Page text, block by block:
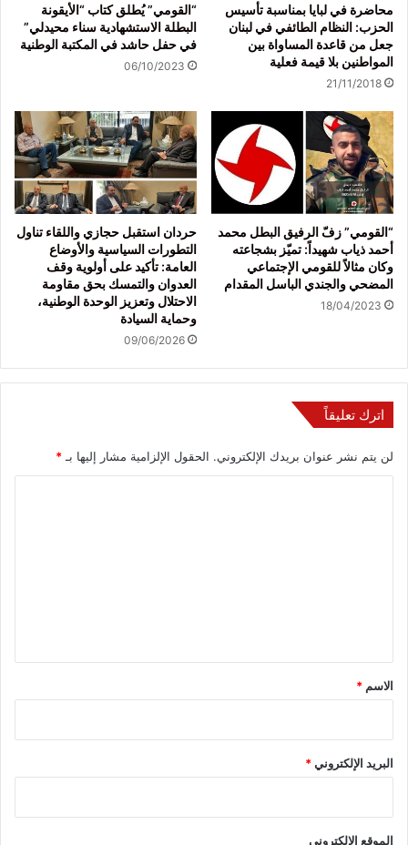
محاضرة في لبايا بمناسبة تأسيس
الحزب: النظام الطائفي في لبنان
جعل من قاعدة المساواة بين
المواطنين بلا قيمة فعلية
21/11/2018
“القومي” يُطلق كتاب “الأيقونة
البطلة الاستشهادية سناء محيدلي”
في حفل حاشد في المكتبة الوطنية
06/10/2023
“القومي” زفّ الرفيق البطل محمد
أحمد ذياب شهيداً: تميّز بشجاعته
وكان مثالاً للقومي الإجتماعي
المضحي والجندي الباسل المقدام
18/04/2023
حردان استقبل حجازي واللقاء تناول
التطورات السياسية والأوضاع
العامة: تأكيد على أولوية وقف
العدوان والتمسك بحق مقاومة
الاحتلال وتعزيز الوحدة الوطنية،
وحماية السيادة
09/06/2026
اترك تعليقاً
لن يتم نشر عنوان بريدك الإلكتروني. الحقول الإلزامية مشار إليها بـ *
*
الاسم *
البريد الإلكتروني*
الموقع الإلكتروني